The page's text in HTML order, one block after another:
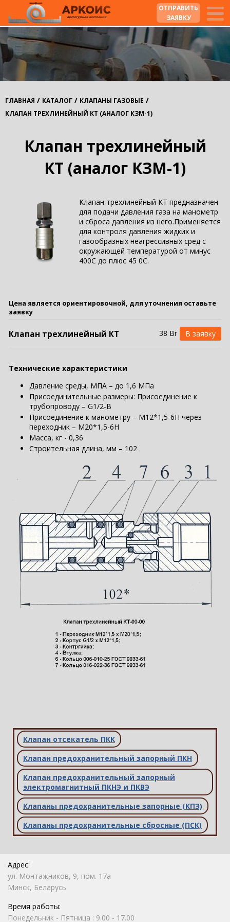
ОТПРАВИТЬ
ЗАЯВКУ
ГЛАВНАЯ / КАТАЛОГ / КЛАПАНЫ ГАЗОВЫЕ /
КЛАПАН ТРЕХЛИНЕЙНЫЙ КТ (АНАЛОГ КЗМ-1)
Клапан трехлинейный
КТ (аналог КЗМ-1)
Клапан отсекатель ПКК
Клапан предохранительный запорный ПКН
Клапан предохранительный запорный
электромагнитный ПКНЭ и ПКВЭ
Клапаны предохранительные запорные (КПЗ)
Клапаны предохранительные сбросные (ПСК)
Клапан трехлинейный КТ предназначен
для подачи давления газа на манометр
и сброса давления из него.Применяется
для контроля давления жидких и
газообразных неагрессивных сред с
окружающей температурой от минус
400С до плюс 45 0С.
Цена является ориентировочной, для уточнения оставьте
заявку
Клапан трехлинейный КТ 38 Br
Технические характеристики
Давление среды, МПА – до 1,6 МПа
Присоединительные размеры: Присоединение к
трубопроводу – G1/2-В
Присоединение к манометру – М12*1,5-6Н через
переходник – М20*1,5-6Н
Масса, кг - 0,36
Строительная длина, мм – 102
Адрес:
ул. Монтажников, 9, пом. 17а
Минск, Беларусь
Время работы:
Понедельник - Пятница : 9.00 - 17.00